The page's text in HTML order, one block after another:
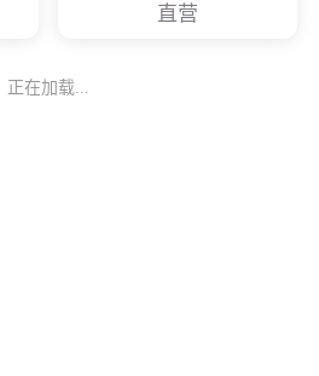
直营
正在加载...